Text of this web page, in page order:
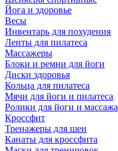
Йога и здоровье
Весы
Инвентарь для похудения
Ленты для пилатеса
Массажеры
Блоки и ремни для йоги
Диски здоровья
Кольца для пилатеса
Мячи для йоги и пилатеса
Ролики для йоги и массажа
Кроссфит
Тренажеры для шеи
Канаты для кроссфита